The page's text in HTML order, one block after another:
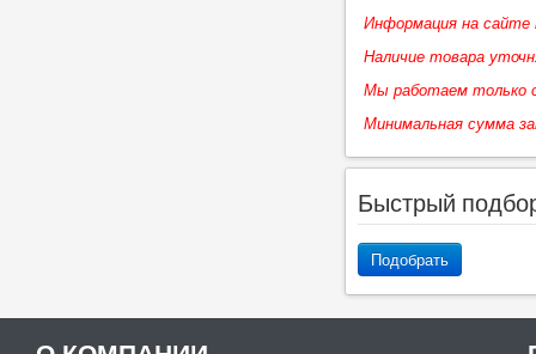
Информация на сайте
Наличие товара
Мы работаем только
Минимальная сумма
Быстрый
Подобрать